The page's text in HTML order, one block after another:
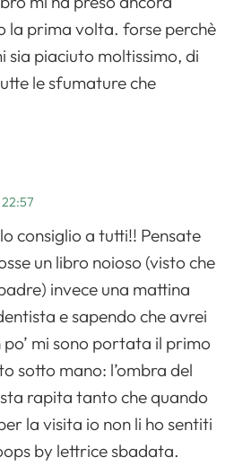
la prima volta. forse perchè
sia piaciuto moltissimo, di
le sfumature che
consiglio a tutti!! Pensate
un libro noioso (visto che
invece una mattina
e sapendo che avrei
mi sono portata il primo
sotto mano: l’ombra del
rapita tanto che quando
la visita io non li ho sentiti
by lettrice sbadata.